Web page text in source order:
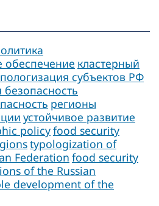
обеспечение кластерный
субъектов РФ
регионы
устойчивое развитие
policyfood security
typologization of
Federation food security
of the Russian
development of the